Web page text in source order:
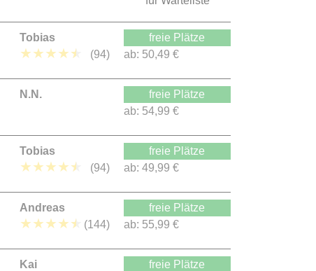
Tobias
★★★★★ (94)
freie Plätze
ab: 50,49 €
N.N.
freie Plätze
ab: 54,99 €
Tobias
★★★★★ (94)
freie Plätze
ab: 49,99 €
Andreas
★★★★★ (144)
freie Plätze
ab: 55,99 €
Kai
freie Plätze